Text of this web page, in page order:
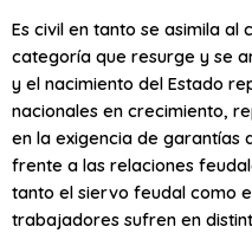
Es civil en tanto se asimila al
categoría que resurge y se
y el nacimiento del Estado
nacionales en crecimiento,
en la exigencia de garantías
frente a las relaciones
tanto el siervo feudal como
trabajadores sufren en